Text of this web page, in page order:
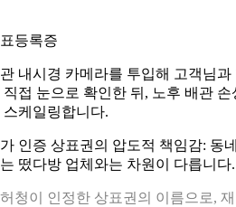
등록증
내시경 카메라를 투입해 고객님
직접 눈으로 확인한 뒤, 노후 배관
스케일링합니다.
인증 상표권의 압도적 책임감: 동
떴다방 업체와는 차원이 다릅니다.
청이 인정한 상표권의 이름으로,